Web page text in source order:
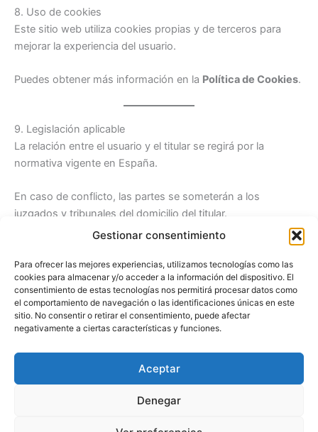
Gestionar consentimiento
Para ofrecer las mejores experiencias, utilizamos tecnologías como las
cookies para almacenar y/o acceder a la información del dispositivo. El
consentimiento de estas tecnologías nos permitirá procesar datos como
el comportamiento de navegación o las identificaciones únicas en este
sitio. No consentir o retirar el consentimiento, puede afectar
negativamente a ciertas características y funciones.
Aceptar
Denegar
8. Uso de cookies
Este sitio web utiliza cookies propias y de terceros para
mejorar la experiencia del usuario.
Puedes obtener más información en la Política de Cookies.
9. Legislación aplicable
La relación entre el usuario y el titular se regirá por la
normativa vigente en España.
En caso de conflicto, las partes se someterán a los
juzgados y tribunales del domicilio del titular.
realiza bajo su exclusiva responsabilidad.
© 2026 Astrología Directa .Términos del servicio
Esta web pertenece al Grupo Luz en Acuario